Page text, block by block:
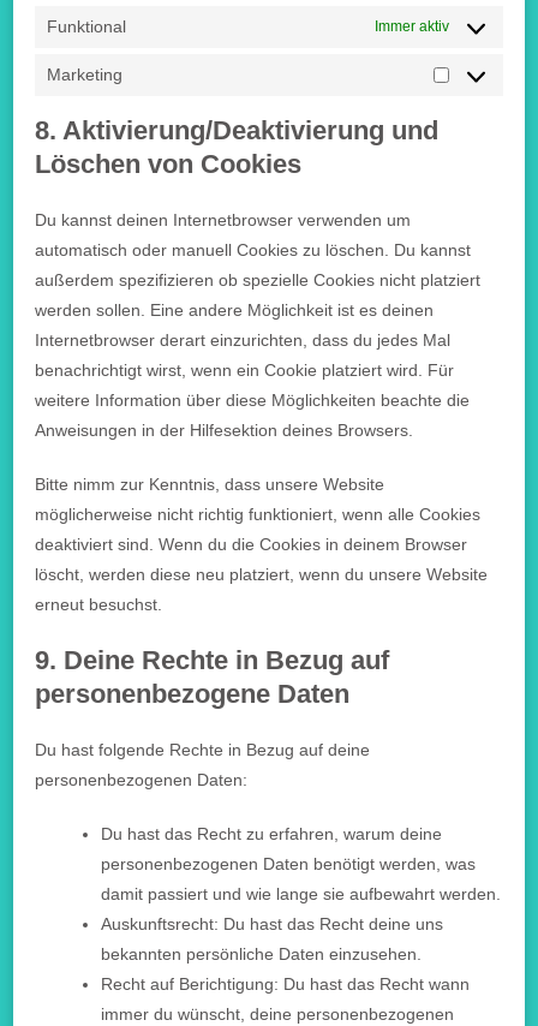
Funktional Immer aktiv
Marketing
8. Aktivierung/Deaktivierung und
Löschen von Cookies
Du kannst deinen Internetbrowser verwenden um
automatisch oder manuell Cookies zu löschen. Du kannst
außerdem spezifizieren ob spezielle Cookies nicht platziert
werden sollen. Eine andere Möglichkeit ist es deinen
Internetbrowser derart einzurichten, dass du jedes Mal
benachrichtigt wirst, wenn ein Cookie platziert wird. Für
weitere Information über diese Möglichkeiten beachte die
Anweisungen in der Hilfesektion deines Browsers.
Bitte nimm zur Kenntnis, dass unsere Website
möglicherweise nicht richtig funktioniert, wenn alle Cookies
deaktiviert sind. Wenn du die Cookies in deinem Browser
löscht, werden diese neu platziert, wenn du unsere Website
erneut besuchst.
9. Deine Rechte in Bezug auf
personenbezogene Daten
Du hast folgende Rechte in Bezug auf deine
personenbezogenen Daten:
Du hast das Recht zu erfahren, warum deine
personenbezogenen Daten benötigt werden, was
damit passiert und wie lange sie aufbewahrt werden.
Auskunftsrecht: Du hast das Recht deine uns
bekannten persönliche Daten einzusehen.
Recht auf Berichtigung: Du hast das Recht wann
immer du wünscht, deine personenbezogenen